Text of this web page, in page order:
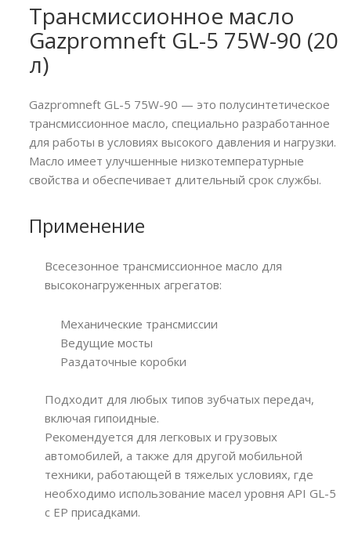
Трансмиссионное масло
Gazpromneft GL-5 75W-90 (20
л)
Gazpromneft GL-5 75W-90 — это полусинтетическое
трансмиссионное масло, специально разработанное
для работы в условиях высокого давления и нагрузки.
Масло имеет улучшенные низкотемпературные
свойства и обеспечивает длительный срок службы.
Применение
Всесезонное трансмиссионное масло для
высоконагруженных агрегатов:
Механические трансмиссии
Ведущие мосты
Раздаточные коробки
Подходит для любых типов зубчатых передач,
включая гипоидные.
Рекомендуется для легковых и грузовых
автомобилей, а также для другой мобильной
техники, работающей в тяжелых условиях, где
необходимо использование масел уровня API GL-5
с EP присадками.